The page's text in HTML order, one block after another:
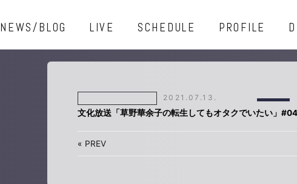
NEWS/BLOG LIVE SCHEDULE PROFILE
2021.07.13.
文化放送「草野華余子の転生してもオタクでいたい」#04
« PREV